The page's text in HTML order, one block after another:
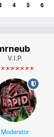
4 5 6
V.I.P.
Moderator